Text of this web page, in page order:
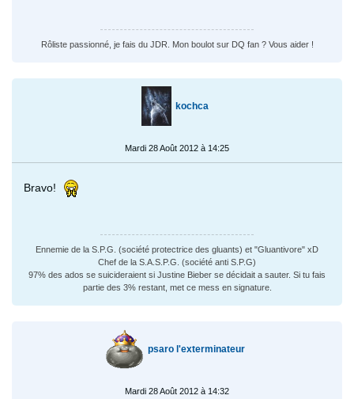
Rôliste passionné, je fais du JDR. Mon boulot sur DQ fan ? Vous aider !
kochca
Mardi 28 Août 2012 à 14:25
Bravo!
Ennemie de la S.P.G. (société protectrice des gluants) et "Gluantivore" xD
Chef de la S.A.S.P.G. (société anti S.P.G)
97% des ados se suicideraient si Justine Bieber se décidait a sauter. Si tu fais
partie des 3% restant, met ce mess en signature.
psaro l'exterminateur
Mardi 28 Août 2012 à 14:32